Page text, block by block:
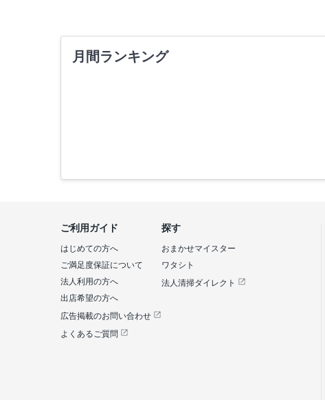
月間ランキング
探す
おまかせマイスター
ワタシト
法人清掃ダイレクト
ご利用ガイド
はじめての方へ
ご満足度保証について
法人利用の方へ
出店希望の方へ
広告掲載のお問い合わせ
よくあるご質問